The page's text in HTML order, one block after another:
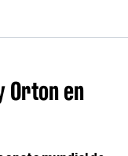
Orton en